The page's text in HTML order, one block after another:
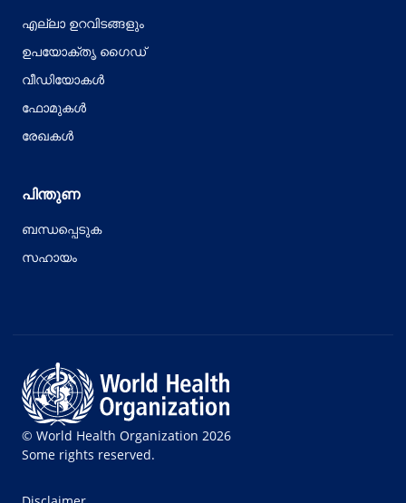
എല്ലാ ഉറവിടങ്ങളും
ഉപയോക്തൃ ഗൈഡ്
വീഡിയോകൾ
ഫോമുകൾ
രേഖകൾ
പിന്തുണ
ബന്ധപ്പെടുക
സഹായം
© World Health Organization 2026
Some rights reserved.